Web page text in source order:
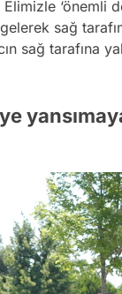
‘önemli
sağ
sağ tarafına